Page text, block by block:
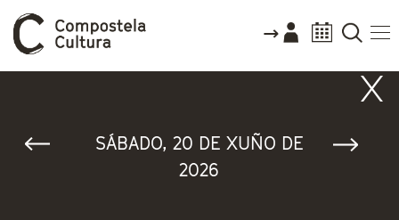
SÁBADO, 20 DE XUÑO DE
2026